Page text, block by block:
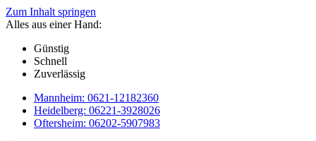
Zum Inhalt springen
Alles aus einer Hand:
Günstig
Schnell
Zuverlässig
Mannheim: 0621-12182360
Heidelberg: 06221-3928026
Oftersheim: 06202-5907983